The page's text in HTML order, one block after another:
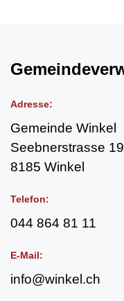
Adresse:
Gemeinde Winkel
Seebnerstrasse 19
8185 Winkel
Telefon:
044 864 81 11
E-Mail:
info@winkel.ch